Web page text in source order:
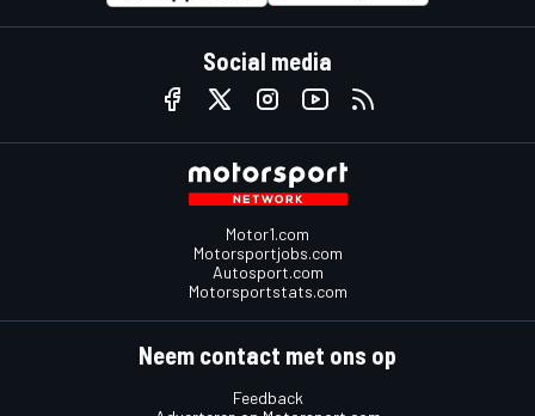
Social media
Motor1.com
Motorsportjobs.com
Autosport.com
Motorsportstats.com
Neem contact met ons op
Feedback